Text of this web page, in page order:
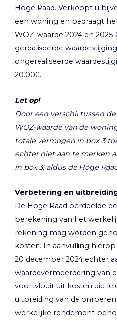
Hoge Raad. Verkoopt u
een woning en bedraagt
WOZ-waarde 2024 en 2025
gerealiseerde
ongerealiseerde
20.000.
Let op!
Door een verschil tussen
WOZ-waarde van de
totale vermogen in box 3
echter niet aan te merken
in box 3, aldus de Hoge
Verbetering en
De Hoge Raad oordeelde
berekening van het
rekening mag worden
kosten. In aanvulling
20 december 2024 echter
waardevermeerdering van
voortvloeit uit kosten die
uitbreiding van de
werkelijke rendement